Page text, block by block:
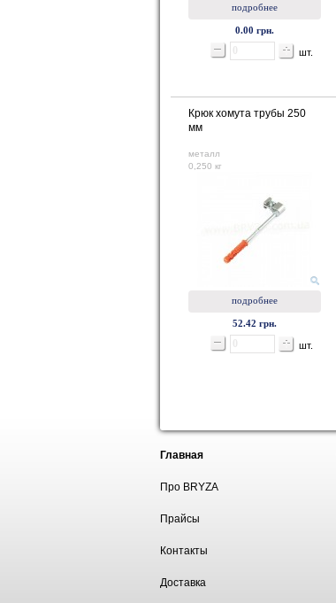
подробнее
0.00 грн.
шт.
Крюк хомута трубы 250
мм
металл
0,250 кг
подробнее
52.42 грн.
шт.
Главная
Про BRYZA
Прайсы
Контакты
Доставка